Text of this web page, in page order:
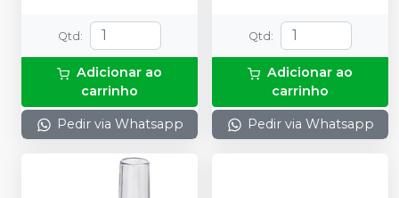
Qtd :
Adicionar ao
carrinho
Pedir via Whatsapp
Qtd :
Adicionar ao
carrinho
Pedir via Whatsapp